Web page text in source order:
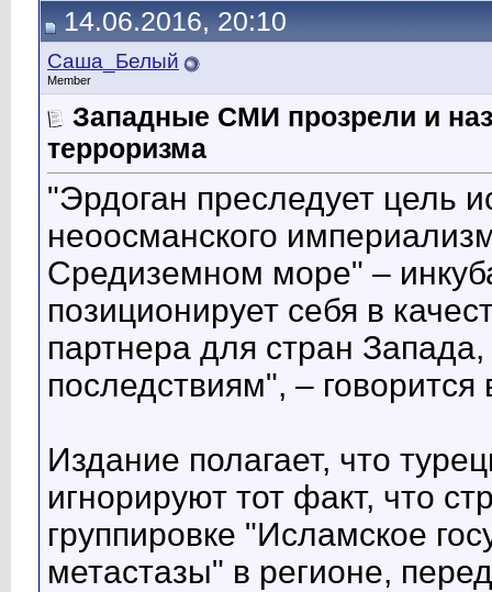
14.06.2016, 20:10
Саша_Белый
Member
Западные СМИ прозрели и
терроризма
"Эрдоган преследует цель
неоосманского
Средиземном море" –
позиционирует себя в
партнера для стран
последствиям", –
Издание полагает, что
игнорируют тот факт, что
группировке "Исламское
метастазы" в регионе,